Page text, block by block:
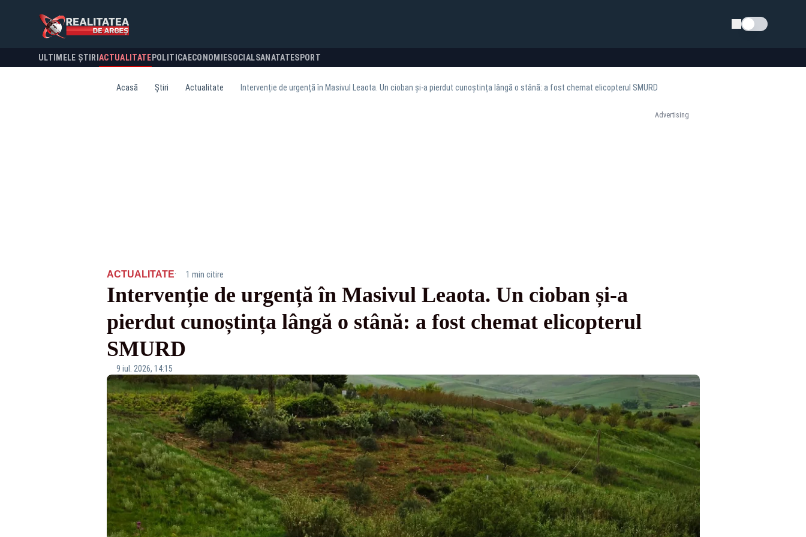
Schimba tema
ULTIMELE ȘTIRI ACTUALITATE POLITICA ECONOMIESOCIALSANATATESPORT
Acasă Știri Actualitate Intervenție de urgență în Masivul Leaota. Un cioban și-a pierdut cunoștința lângă o stână: a fost chemat elicopterul SMURD
Advertising
ACTUALITATE· 1 min citire
Intervenție de urgență în Masivul Leaota. Un cioban și-a
pierdut cunoștința lângă o stână: a fost chemat elicopterul
SMURD
9 iul. 2026, 14:15